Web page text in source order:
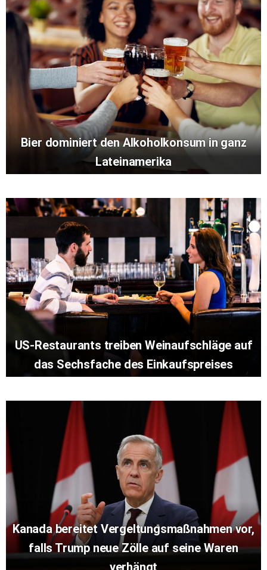
Bier dominiert den Alkoholkonsum in ganz
Lateinamerika
US-Restaurants treiben Weinaufschläge auf
das Sechsfache des Einkaufspreises
Kanada bereitet Vergeltungsmaßnahmen vor,
falls Trump neue Zölle auf seine Waren